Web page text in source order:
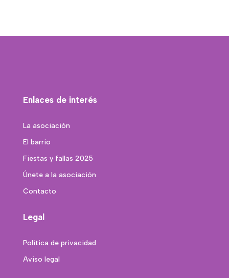
Enlaces de interés
La asociación
El barrio
Fiestas y fallas 2025
Únete a la asociación
Contacto
Legal
Política de privacidad
Aviso legal